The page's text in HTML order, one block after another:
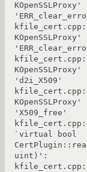
KOpenSSLProxy'
KOpenSSLProxy'
KOpenSSLProxy'
'd2i_X509'
KOpenSSLProxy'
'X509_free'
kfile_cert.cpp:
`virtual bool
uint)':